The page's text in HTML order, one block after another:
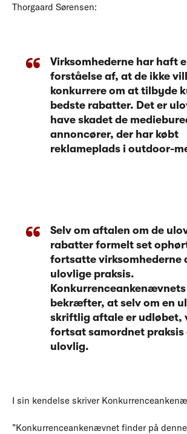
Thorgaard Sørensen:
Virksomhederne har haft
forståelse af, at de ikke
konkurrere om at tilbyde
bedste rabatter. Det er
have skadet de
annoncører, der har købt
reklameplads i outdoor-
Selv om aftalen om de
rabatter formelt set
fortsatte virksomhederne
ulovlige praksis.
bekræfter, at selv om en
skriftlig aftale er udløbet,
fortsat samordnet
ulovlig.
I sin kendelse skriver
”Konkurrenceankenævnet finder på